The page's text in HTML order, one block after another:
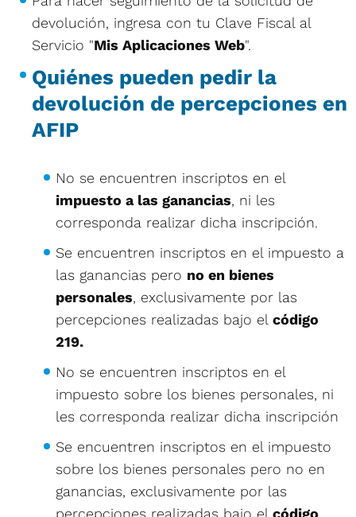
devolución, ingresa con tu Clave Fiscal al
Servicio "Mis Aplicaciones Web".
Quiénes pueden pedir la
devolución de percepciones en
AFIP
No se encuentren inscriptos en el
impuesto a las ganancias, ni les
corresponda realizar dicha inscripción.
Se encuentren inscriptos en el impuesto a
las ganancias pero no en bienes
personales, exclusivamente por las
percepciones realizadas bajo el código
219.
No se encuentren inscriptos en el
impuesto sobre los bienes personales, ni
les corresponda realizar dicha inscripción
Se encuentren inscriptos en el impuesto
sobre los bienes personales pero no en
ganancias, exclusivamente por las